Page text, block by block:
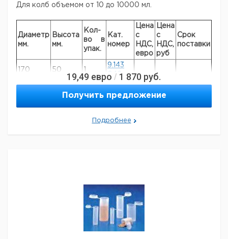
Для колб объемом от 10 до 10000 мл.
Диаметр
мм.
Высота
мм.
Кол-
во в
упак.
Кат.
номер
Цена
с
НДС,
евро
Цена
с
НДС,
руб
Срок
поставки
170 50 1
9.143
040
19,49 евро / 1 870 руб.
Получить предложение
Подробнее